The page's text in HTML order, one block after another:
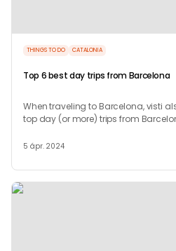
THINGS TO DO CATALONIA
Top 6 best day trips from Barcelona
When traveling to Barcelona, visti
top day (or more) trips from
5 ápr. 2024